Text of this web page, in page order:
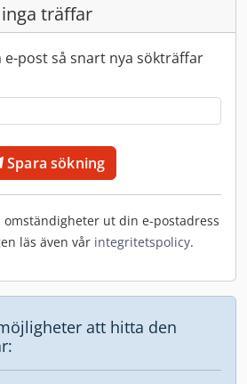
träffar
e-post så snart nya sökträffar
Spara sökning
ut din e-postadress
läs även vår integritetspolicy.
att hitta den